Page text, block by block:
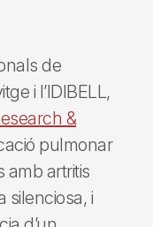
de
i l’IDIBELL,
&
pulmonar
amb artritis
silenciosa, i